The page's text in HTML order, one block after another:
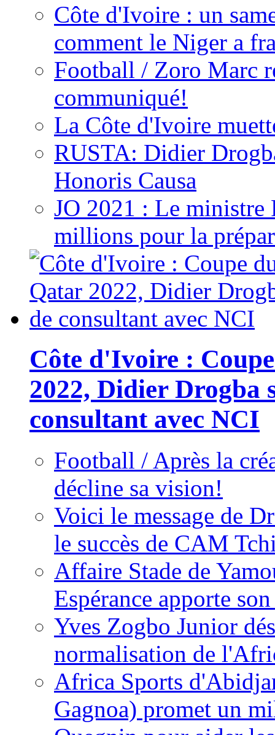
Côte d'Ivoire : un
comment le Niger a
Football / Zoro Marc
communiqué!
La Côte d'Ivoire
RUSTA: Didier
Honoris Causa
JO 2021 : Le ministre
millions pour la
Côte d'Ivoire :
2022, Didier Drogba
consultant avec NCI
Football / Après la
décline sa vision!
Voici le message de
le succès de CAM
Affaire Stade de
Espérance apporte
Yves Zogbo Junior
normalisation de
Africa Sports
Gagnoa) promet un